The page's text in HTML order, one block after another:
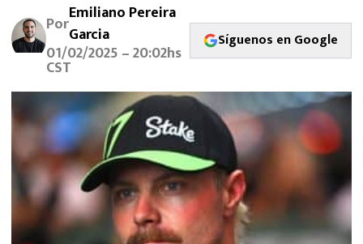
MEXICANOS EN EL EXTRANJERO
FUTBOL ESTUFA
FÓRMULA 1
BOXEO
LIGA MX
NFL
PorEmiliano Pereira
Garcia
01/02/2025 – 20:02hs
CST
Síguenos en Google